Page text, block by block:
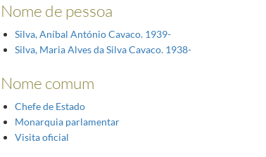
Nome de pessoa
Silva, Aníbal António Cavaco. 1939-
Silva, Maria Alves da Silva Cavaco. 1938-
Nome comum
Chefe de Estado
Monarquia parlamentar
Visita oficial